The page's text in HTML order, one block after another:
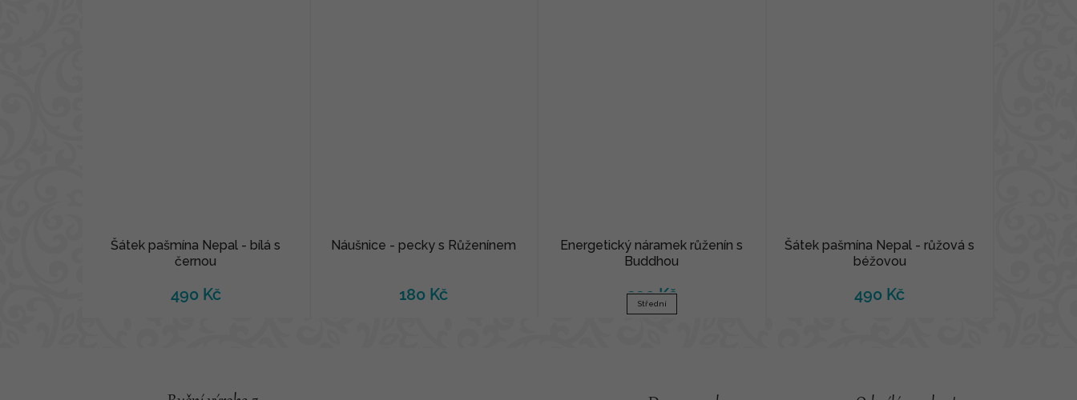
Šátek pašmína Nepal - bílá s
černou
490 Kč
Náušnice - pecky s Růženínem
180 Kč
Energetický náramek růženín s
Buddhou
290 Kč
Střední
Šátek pašmína Nepal - růžová s
béžovou
490 Kč